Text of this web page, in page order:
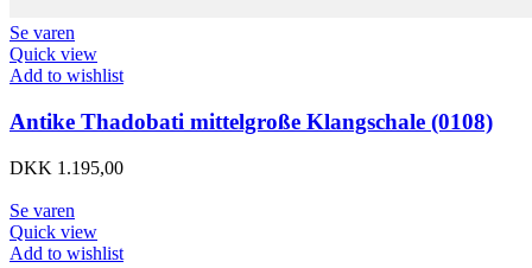
Se varen
Quick view
Add to wishlist
Antike Thadobati mittelgroße Klangschale (0108)
DKK 1.195,00
Se varen
Quick view
Add to wishlist